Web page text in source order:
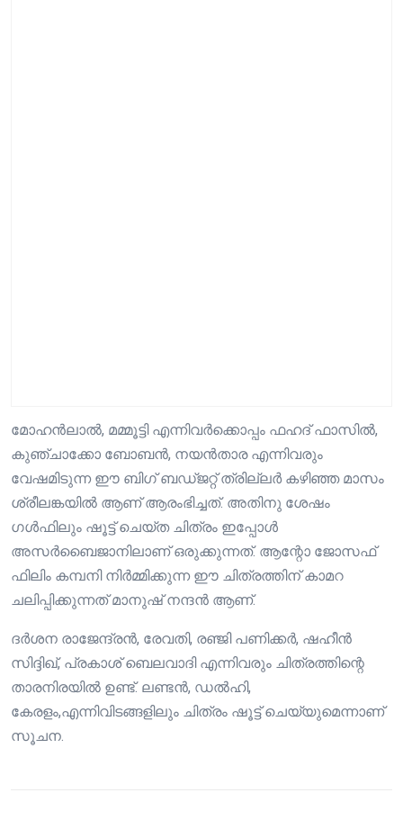
മോഹൻലാൽ, മമ്മൂട്ടി എന്നിവർക്കൊപ്പം ഫഹദ് ഫാസിൽ,
കുഞ്ചാക്കോ ബോബൻ, നയൻ‌താര എന്നിവരും
വേഷമിടുന്ന ഈ ബിഗ് ബഡ്ജറ്റ് ത്രില്ലർ കഴിഞ്ഞ മാസം
ശ്രീലങ്കയിൽ ആണ് ആരംഭിച്ചത്. അതിനു ശേഷം
ഗൾഫിലും ഷൂട്ട് ചെയ്ത ചിത്രം ഇപ്പോൾ
അസർബൈജാനിലാണ് ഒരുക്കുന്നത്. ആന്റോ ജോസഫ്
ഫിലിം കമ്പനി നിർമ്മിക്കുന്ന ഈ ചിത്രത്തിന് കാമറ
ചലിപ്പിക്കുന്നത് മാനുഷ് നന്ദൻ ആണ്.
ദർശന രാജേന്ദ്രൻ, രേവതി, രഞ്ജി പണിക്കർ, ഷഹീൻ
സിദ്ദിഖ്, പ്രകാശ് ബെലവാദി എന്നിവരും ചിത്രത്തിന്റെ
താരനിരയിൽ ഉണ്ട്. ലണ്ടൻ, ഡൽഹി,
കേരളം,എന്നിവിടങ്ങളിലും ചിത്രം ഷൂട്ട് ചെയ്യുമെന്നാണ്
സൂചന.